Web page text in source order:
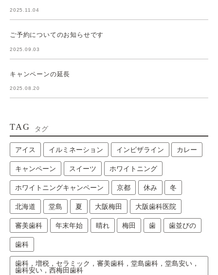
2025.11.04
ご予約についてのお知らせです
2025.09.03
キャンペーンの延長
2025.08.20
TAG タグ
アイス イルミネーション インビザライン カレー
キャンペーン スイーツ ホワイトニング
ホワイトニングキャンペーン 京都 休み 冬
北海道 堂島 夏 大阪梅田 大阪歯科医院
審美歯科 年末年始 晴れ 梅田 歯 歯並びの
歯科
歯科，増税，セラミック，審美歯科，堂島歯科，堂島安い，
歯科安い，西梅田歯科